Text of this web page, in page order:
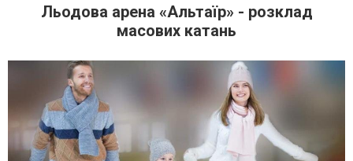
Льодова арена «Альтаїр» - розклад
масових катань